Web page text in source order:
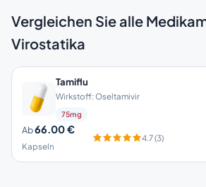
Vergleichen Sie alle
Virostatika
Tamiflu
Wirkstoff: Oseltamivir
75mg
Ab66.00 €
Kapseln
4.7 (3)